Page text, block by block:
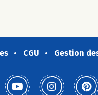
CGU Gestion